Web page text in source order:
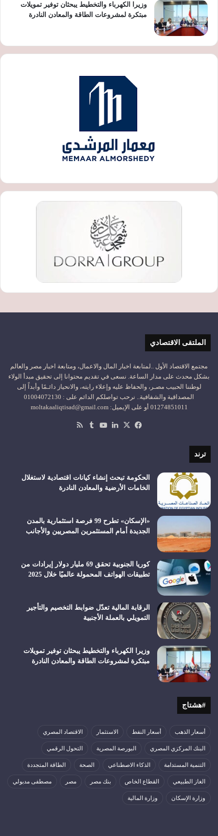
وزيرا الكهرباء والتخطيط يبحثان توفير تمويلات
مبتكرة لمشروعات الطاقة والمعادن النادرة
الملتقى الاقتصادي
مجتمع الاقتصاد الأول ..لمتابعة اخبار المال والاعمال، ومتابعة اخبار مصر والعالم
بشكل محدث على مدار الساعة. نسعى في تقديم محتوانا إلى تحقيق مبدأ الولاء
لوطننا الحبيب مصـر، والحفاظ عليه وإعلاء رايته، والانحياز دائـمًا وأبداً إلى
المصداقية والشفافية.. نرحب تواصلكم الدائم على : 01004072130
01274851011 أو على الإيميل: moltakaaliqtisad@gmail.com
فيسبوك
‫X لينكدإن‫YouTube
ترند
الحكومة تبحث إنشاء كيانات اقتصادية لاستغلال
الخامات الأرضية والمعادن النادرة
«الإسكان» تطرح 99 فرصة استثمارية بالمدن
الجديدة أمام المستثمرين المصريين والأجانب
كوريا الجنوبية تحقق 69 مليار دولار إيرادات من
تطبيقات الهواتف المحمولة عالميًا خلال 2025
الرقابة المالية تعدّل ضوابط التخصيم والتأجير
التمويلي بالعملة الأجنبية
وزيرا الكهرباء والتخطيط يبحثان توفير تمويلات
مبتكرة لمشروعات الطاقة والمعادن النادرة
#هشتاج
أسعار الذهب أسعار النفط الاستثمار الاقتصاد المصري
البنك المركزي المصري البورصة المصرية التحول الرقمي
التنمية المستدامة الذكاء الاصطناعي الصحة الطاقة المتجددة
الغاز الطبيعي القطاع الخاص بنك مصر مصر مصطفى مدبولي
وزارة الإسكان وزارة المالية